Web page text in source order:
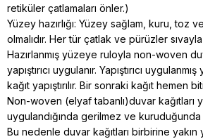
retiküler çatlamaları önler.)
Yüzey hazırlığı: Yüzey sağlam, kuru, toz
olmalıdır. Her tür çatlak ve pürüzler sıvayla
Hazırlanmış yüzeye ruloyla non-woven
yapıştırıcı uygulanır. Yapıştırıcı
kağıt yapıştırılır. Bir sonraki kağıt hemen
Non-woven (elyaf tabanlı)duvar kağıtları
uygulandığında gerilmez ve
Bu nedenle duvar kağıtları birbirine yakın